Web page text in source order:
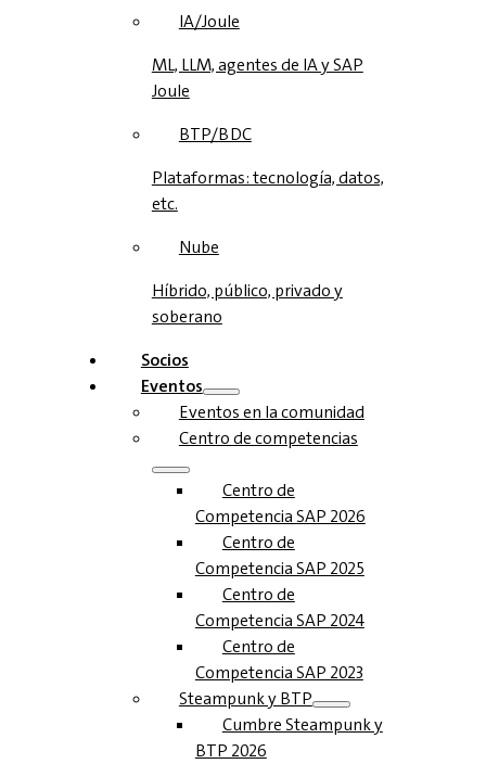
IA/Joule
ML, LLM, agentes de IA y SAP
Joule
BTP/BDC
Plataformas: tecnología, datos,
etc.
Nube
Híbrido, público, privado y
soberano
Socios
Eventos
Eventos en la comunidad
Centro de competencias
Centro de
Competencia SAP 2026
Centro de
Competencia SAP 2025
Centro de
Competencia SAP 2024
Centro de
Competencia SAP 2023
Steampunk y BTP
Cumbre Steampunk y
BTP 2026